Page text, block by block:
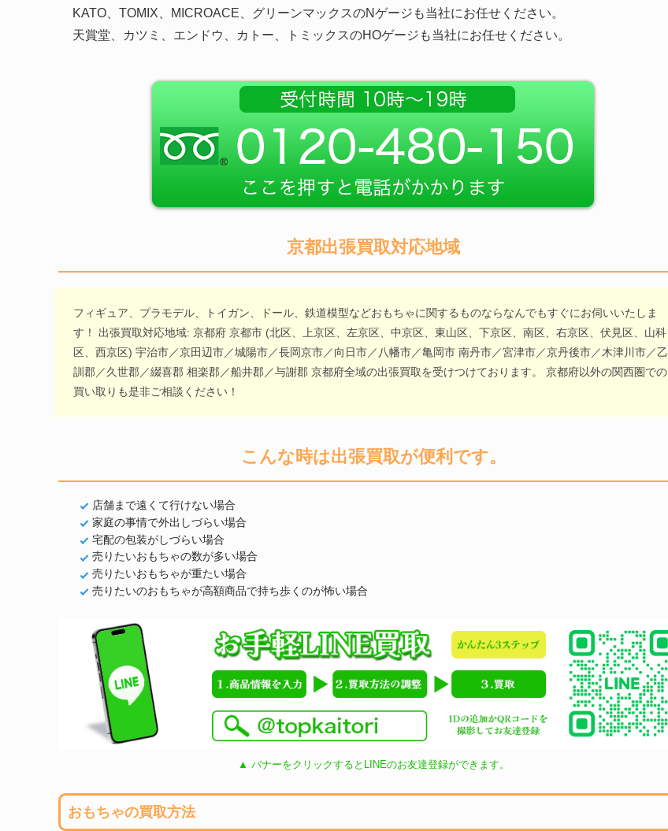
KATO、TOMIX、MICROACE、グリーンマックスのNゲージも当社にお任せください。
天賞堂、カツミ、エンドウ、カトー、トミックスのHOゲージも当社にお任せください。
京都出張買取対応地域
フィギュア、プラモデル、トイガン、ドール、鉄道模型などおもちゃに関するものならなんでもすぐにお伺いいたしま
す！ 出張買取対応地域: 京都府 京都市 (北区、上京区、左京区、中京区、東山区、下京区、南区、右京区、伏見区、山科
区、西京区) 宇治市／京田辺市／城陽市／長岡京市／向日市／八幡市／亀岡市 南丹市／宮津市／京丹後市／木津川市／乙
訓郡／久世郡／綴喜郡 相楽郡／船井郡／与謝郡 京都府全域の出張買取を受けつけております。 京都府以外の関西圏での
買い取りも是非ご相談ください！
こんな時は出張買取が便利です。
店舗まで遠くて行けない場合
家庭の事情で外出しづらい場合
宅配の包装がしづらい場合
売りたいおもちゃの数が多い場合
売りたいおもちゃが重たい場合
売りたいのおもちゃが高額商品で持ち歩くのが怖い場合
▲ バナーをクリックするとLINEのお友達登録ができます。
おもちゃの買取方法